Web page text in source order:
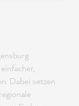
Dabei setzen